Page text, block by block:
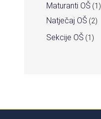
Maturanti OŠ (1)
Natječaj OŠ (2)
Sekcije OŠ (1)